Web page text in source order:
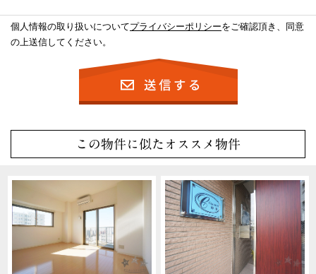
個人情報の取り扱いについてプライバシーポリシーをご確認頂き、同意
の上送信してください。
この物件に似たオススメ物件